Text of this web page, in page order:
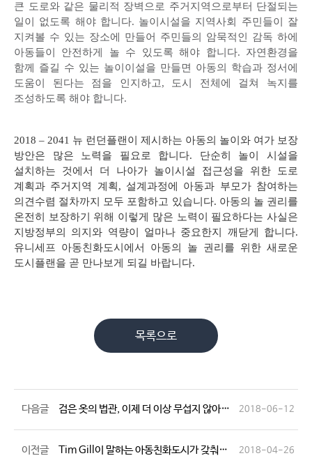
큰 도로와 같은 물리적 장벽으로 주거지역으로부터 단절되는
일이 없도록 해야 합니다. 놀이시설을 지역사회 주민들이 잘
지켜볼 수 있는 장소에 만들어 주민들의 암묵적인 감독 하에
아동들이 안전하게 놀 수 있도록 해야 합니다. 자연환경을
함께 즐길 수 있는 놀이이설을 만들면 아동의 학습과 정서에
도움이 된다는 점을 인지하고, 도시 전체에 걸쳐 녹지를
조성하도록 해야 합니다.
2018 – 2041 뉴 런던플랜이 제시하는 아동의 놀이와 여가 보장
방안은 많은 노력을 필요로 합니다. 단순히 놀이 시설을
설치하는 것에서 더 나아가 놀이시설 접근성을 위한 도로
계획과 주거지역 계획, 설계과정에 아동과 부모가 참여하는
의견수렴 절차까지 모두 포함하고 있습니다. 아동의 놀 권리를
온전히 보장하기 위해 이렇게 많은 노력이 필요하다는 사실은
지방정부의 의지와 역량이 얼마나 중요한지 깨닫게 합니다.
유니세프 아동친화도시에서 아동의 놀 권리를 위한 새로운
도시플랜을 곧 만나보게 되길 바랍니다.
목록으로
다음글 검은 옷의 법관, 이제 더 이상 무섭지 않아요! 2018-06-12
이전글 Tim Gill이 말하는 아동친화도시가 갖춰야 할 모습은 무엇일까요? 2018-04-26